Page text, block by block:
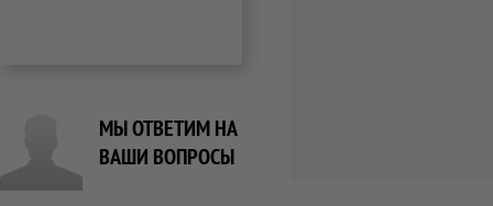
МЫ ОТВЕТИМ НА
ВАШИ ВОПРОСЫ